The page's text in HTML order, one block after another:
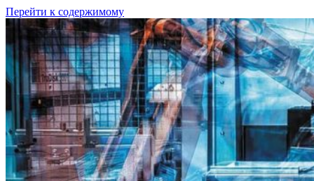
Перейти к содержимому